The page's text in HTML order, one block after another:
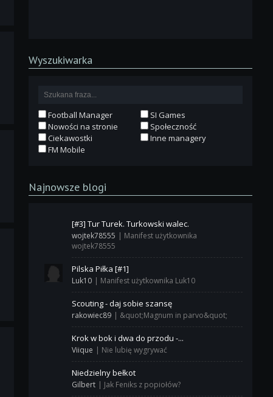
Wyszukiwarka
Football Manager
SI Games
Nowości na stronie
Społeczność
Ciekawostki
Inne managery
FM Mobile
Najnowsze blogi
[#3] Tur Turek. Turkowski walec.
wojtek78555 | Manifest użytkownika
wojtek78555
Pilska Piłka [#1]
Luk10 | Manifest użytkownika Luk10
Scouting - daj sobie szansę
rakowiec89 | &quot;Magnum in parvo&quot;
Krok w bok i dwa do przodu -...
Viique | Nie lubię wygrywać
Niedzielny bełkot
Gilbert | Jak Feniks z popiołów?